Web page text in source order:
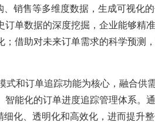
销售等多维度数据，生成可视化
单数据的深度挖掘，企业能够精
借助对未来订单需求的科学预测
式和订单追踪功能为核心，融合供
能化的订单进度追踪管理体系。
化、透明化和高效化，进而提升整